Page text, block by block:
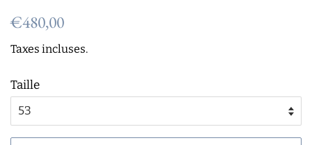
Prix
€480,00
Taxes incluses.
Taille